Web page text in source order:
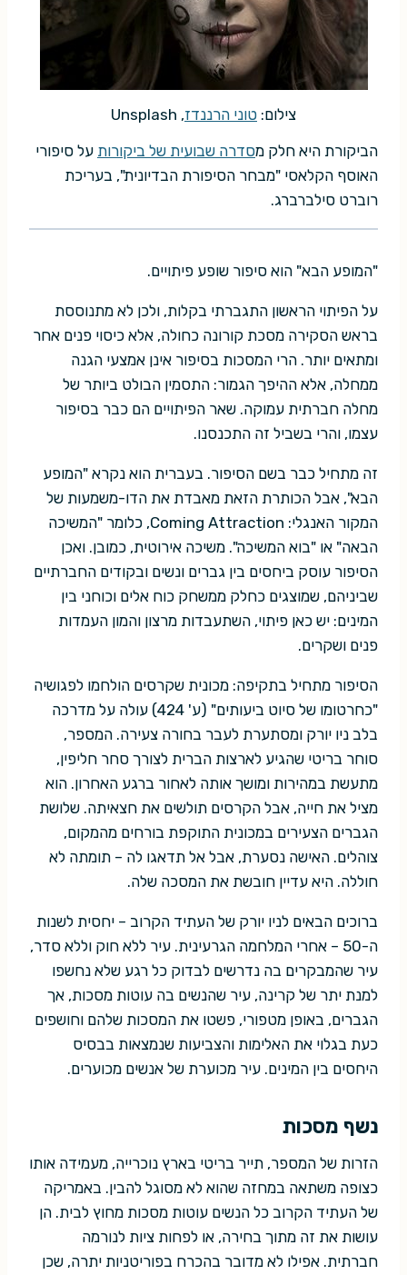
צילום: טוני הרננדז, Unsplash
הביקורת היא חלק מסדרה שבועית של ביקורות על סיפורי
האוסף הקלאסי "מבחר הסיפורת הבדיונית", בעריכת
רוברט סילברברג.
"המופע הבא" הוא סיפור שופע פיתויים.
על הפיתוי הראשון התגברתי בקלות, ולכן לא מתנוססת
בראש הסקירה מסכת קורונה כחולה, אלא כיסוי פנים אחר
ומתאים יותר. הרי המסכות בסיפור אינן אמצעי הגנה
ממחלה, אלא ההיפך הגמור: התסמין הבולט ביותר של
מחלה חברתית עמוקה. שאר הפיתויים הם כבר בסיפור
עצמו, והרי בשביל זה התכנסנו.
זה מתחיל כבר בשם הסיפור. בעברית הוא נקרא "המופע
הבא", אבל הכותרת הזאת מאבדת את הדו-משמעות של
המקור האנגלי: Coming Attraction, כלומר "המשיכה
הבאה" או "בוא המשיכה". משיכה אירוטית, כמובן. ואכן
הסיפור עוסק ביחסים בין גברים ונשים ובקודים החברתיים
שביניהם, שמוצגים כחלק ממשחק כוח אלים וכוחני בין
המינים: יש כאן פיתוי, השתעבדות מרצון והמון העמדות
פנים ושקרים.
הסיפור מתחיל בתקיפה: מכונית שקרסים הולחמו לפגושיה
"כחרטומו של סיוט ביעותים" (ע' 424) עולה על מדרכה
בלב ניו יורק ומסתערת לעבר בחורה צעירה. המספר,
סוחר בריטי שהגיע לארצות הברית לצורך סחר חליפין,
מתעשת במהירות ומושך אותה לאחור ברגע האחרון. הוא
מציל את חייה, אבל הקרסים תולשים את חצאיתה. שלושת
הגברים הצעירים במכונית התוקפת בורחים מהמקום,
צוהלים. האישה נסערת, אבל אל תדאגו לה – תומתה לא
חוללה. היא עדיין חובשת את המסכה שלה.
ברוכים הבאים לניו יורק של העתיד הקרוב – יחסית לשנות
ה-50 – אחרי המלחמה הגרעינית. עיר ללא חוק וללא סדר,
עיר שהמבקרים בה נדרשים לבדוק כל רגע שלא נחשפו
למנת יתר של קרינה, עיר שהנשים בה עוטות מסכות, אך
הגברים, באופן מטפורי, פשטו את המסכות שלהם וחושפים
כעת בגלוי את האלימות והצביעות שנמצאות בבסיס
היחסים בין המינים. עיר מכוערת של אנשים מכוערים.
נשף מסכות
הזרות של המספר, תייר בריטי בארץ נוכרייה, מעמידה אותו
כצופה משתאה במחזה שהוא לא מסוגל להבין. באמריקה
של העתיד הקרוב כל הנשים עוטות מסכות מחוץ לבית. הן
עושות את זה מתוך בחירה, או לפחות ציות לנורמה
חברתית. אפילו לא מדובר בהכרח בפוריטניות יתרה, שכן